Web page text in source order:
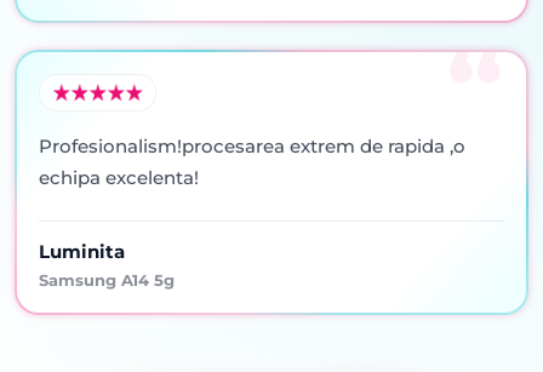
Profesionalism!procesarea extrem de rapida ,o
echipa excelenta!
Luminita
Samsung A14 5g